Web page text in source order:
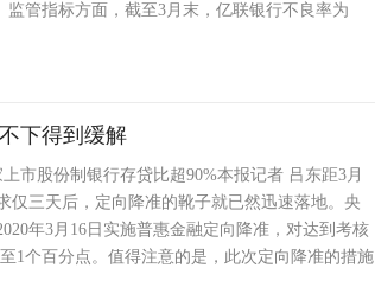
监管指标方面，截至3月末，亿联银行不良率为
下得到缓解
市股份制银行存贷比超90%本报记者 吕东距3月
仅三天后，定向降准的靴子就已然迅速落地。央
年3月16日实施普惠金融定向降准，对达到考核
1个百分点。值得注意的是，此次定向降准的措施